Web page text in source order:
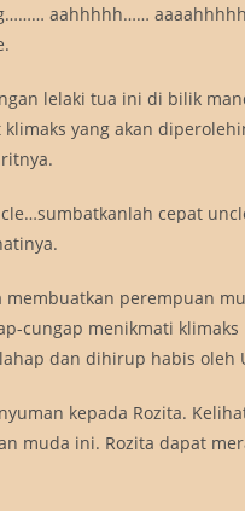
aahhhhh……
lelaki tua ini di bilik
yang akan
cepat
perempuan
cungap menikmati klimaks
dan dihirup habis oleh
kepada Rozita.
muda ini. Rozita dapat